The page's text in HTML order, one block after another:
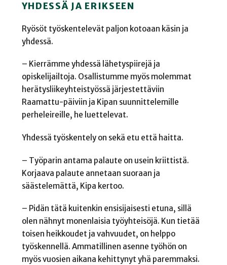
YHDESSÄ JA ERIKSEEN
Ryösöt työskentelevät paljon kotoaan käsin ja
yhdessä.
– Kierrämme yhdessä lähetyspiirejä ja
opiskelijailtoja. Osallistumme myös molemmat
herätysliikeyhteistyössä järjestettäviin
Raamattu-päiviin ja Kipan suunnittelemille
perheleireille, he luettelevat.
Yhdessä työskentely on sekä etu että haitta.
– Työparin antama palaute on usein kriittistä.
Korjaava palaute annetaan suoraan ja
säästelemättä, Kipa kertoo.
– Pidän tätä kuitenkin ensisijaisesti etuna, sillä
olen nähnyt monenlaisia työyhteisöjä. Kun tietää
toisen heikkoudet ja vahvuudet, on helppo
työskennellä. Ammatillinen asenne työhön on
myös vuosien aikana kehittynyt yhä paremmaksi.